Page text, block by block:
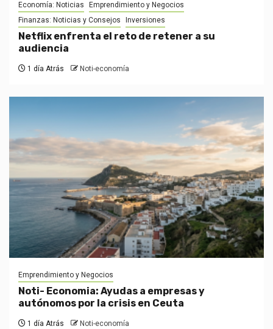
Economía: Noticias
Emprendimiento y Negocios
Finanzas: Noticias y Consejos
Inversiones
Netflix enfrenta el reto de retener a su
audiencia
1 día Atrás Noti-economía
Emprendimiento y Negocios
Noti- Economia: Ayudas a empresas y
autónomos por la crisis en Ceuta
1 día Atrás Noti-economía